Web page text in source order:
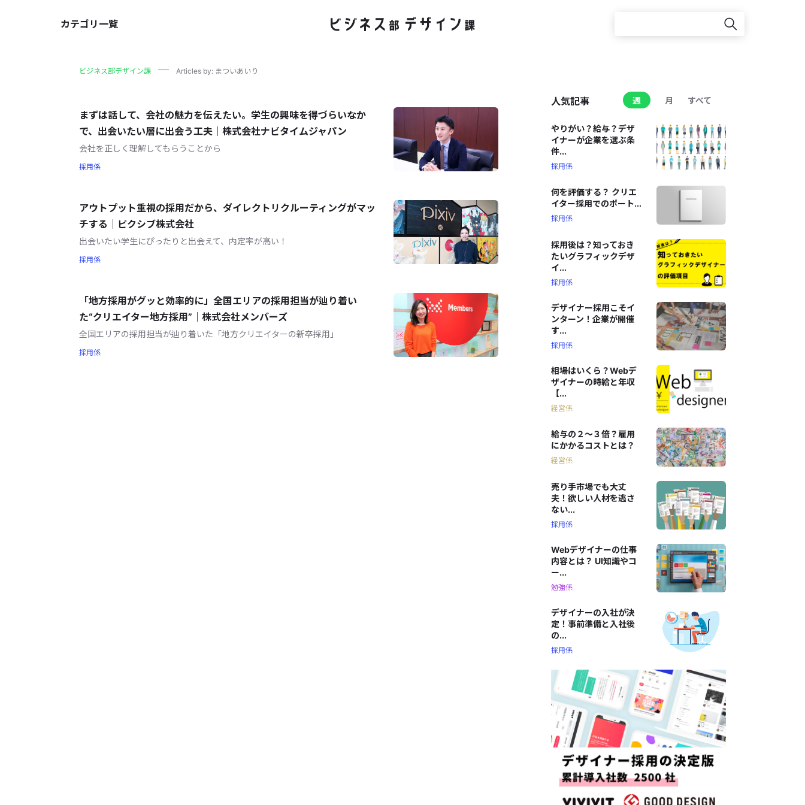
カテゴリ一覧
ビジネス部デザイン課 Articles by: まついあいり
まずは話して、会社の魅力を伝えたい。学生の興味を得づらいなか
で、出会いたい層に出会う工夫｜株式会社ナビタイムジャパン
会社を正しく理解してもらうことから
採用係
アウトプット重視の採用だから、ダイレクトリクルーティングがマッ
チする｜ピクシブ株式会社
出会いたい学生にぴったりと出会えて、内定率が高い！
採用係
「地方採用がグッと効率的に」全国エリアの採用担当が辿り着い
た“クリエイター地方採用”｜株式会社メンバーズ
全国エリアの採用担当が辿り着いた「地方クリエイターの新卒採用」
採用係
人気記事 週 月 すべて
やりがい？給与？デザ
イナーが企業を選ぶ条
件...
採用係
何を評価する？ クリエ
イター採用でのポート...
採用係
採用後は？知っておき
たいグラフィックデザ
イ...
採用係
デザイナー採用こそイ
ンターン！企業が開催
す...
採用係
相場はいくら？Webデ
ザイナーの時給と年収
【...
経営係
給与の２〜３倍？雇用
にかかるコストとは？
経営係
売り手市場でも大丈
夫！欲しい人材を逃さ
ない...
採用係
Webデザイナーの仕事
内容とは？ UI知識やコ
ー...
勉強係
デザイナーの入社が決
定！事前準備と入社後
の...
採用係